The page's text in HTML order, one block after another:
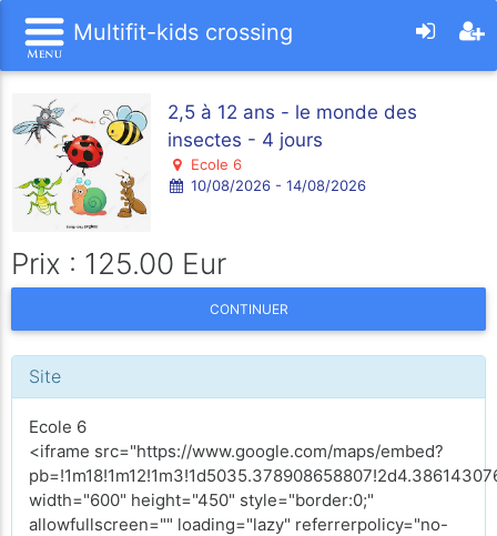
Multifit-kids crossing
2,5 à 12 ans - le monde des
insectes - 4 jours
Ecole 6
10/08/2026 - 14/08/2026
Prix : 125.00 Eur
CONTINUER
Site
Ecole 6
<iframe src="https://www.google.com/maps/embed?
width="600" height="450" style="border:0;"
allowfullscreen="" loading="lazy" referrerpolicy="no-